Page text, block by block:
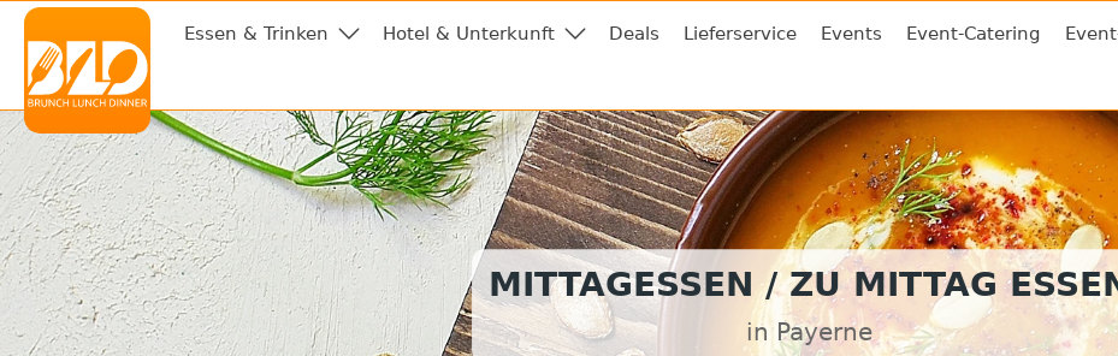
Essen & Trinken Hotel & Unterkunft Deals Lieferservice Events Event-Catering
MITTAGESSEN / ZU MITTAG
in Payerne